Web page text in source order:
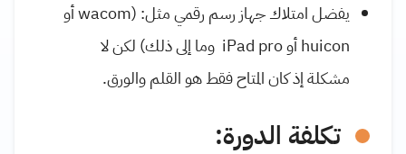
يفضل امتلاك جهاز رسم رقمي مثل: (wacom أو
huicon أو iPad pro وما إلى ذلك) لكن لا
مشكلة إذ كان المتاح فقط هو القلم والورق.
تكلفة الدورة: